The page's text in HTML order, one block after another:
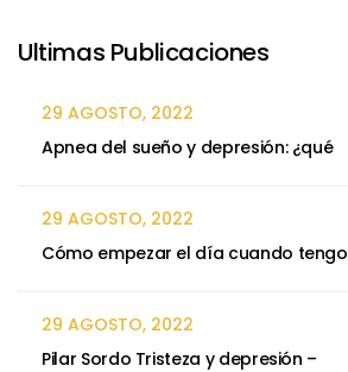
Ultimas Publicaciones
29 AGOSTO, 2022
Apnea del sueño y depresión: ¿qué
29 AGOSTO, 2022
Cómo empezar el día cuando tengo
29 AGOSTO, 2022
Pilar Sordo Tristeza y depresión –